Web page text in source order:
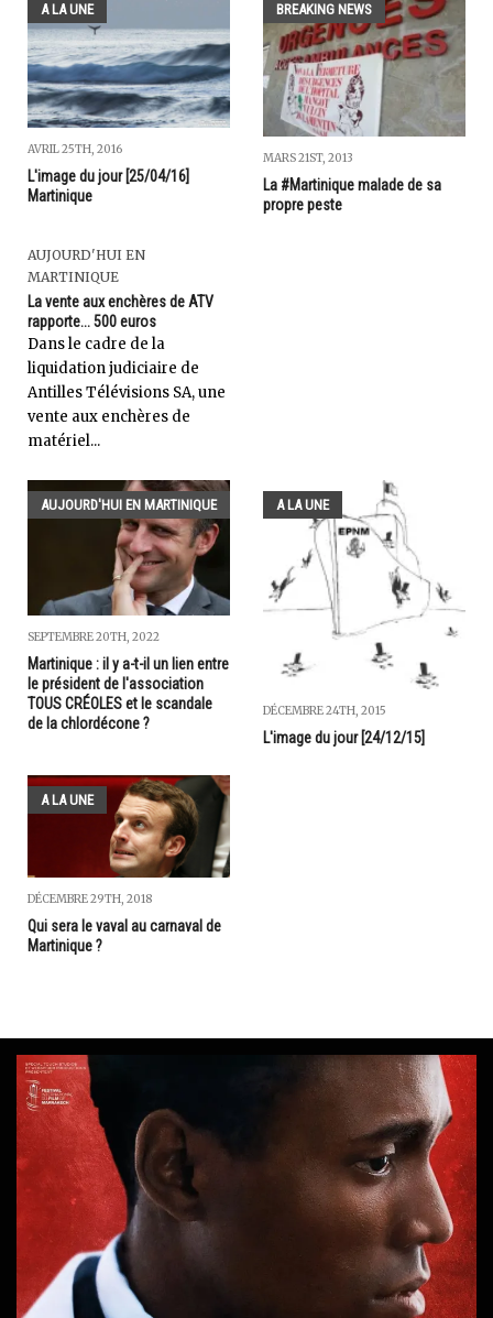
A LA UNE
AVRIL 25TH, 2016
L'image du jour [25/04/16]
Martinique
BREAKING NEWS
MARS 21ST, 2013
La #Martinique malade de sa
propre peste
AUJOURD'HUI EN
MARTINIQUE
La vente aux enchères de ATV
rapporte... 500 euros
Dans le cadre de la
liquidation judiciaire de
Antilles Télévisions SA, une
vente aux enchères de
matériel...
AUJOURD'HUI EN MARTINIQUE
SEPTEMBRE 20TH, 2022
Martinique : il y a-t-il un lien entre
le président de l'association
TOUS CRÉOLES et le scandale
de la chlordécone ?
A LA UNE
DÉCEMBRE 24TH, 2015
L'image du jour [24/12/15]
A LA UNE
DÉCEMBRE 29TH, 2018
Qui sera le vaval au carnaval de
Martinique ?